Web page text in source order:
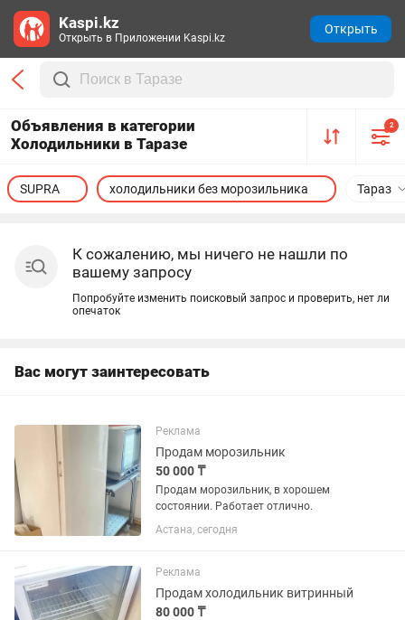
Объявления в категории
Холодильники в Таразе
2
Тараз
SUPRA холодильники без морозильника
К сожалению, мы ничего не нашли по
вашему запросу
Попробуйте изменить поисковый запрос и проверить, нет ли
опечаток
Вас могут заинтересовать
Реклама
Продам морозильник
50 000 ₸
Продам морозильник, в хорошем
состоянии. Работает отлично.
Астана, сегодня
Реклама
Продам холодильник витринный
80 000 ₸
Kaspi.kz
Открыть в Приложении Kaspi.kz
Открыть